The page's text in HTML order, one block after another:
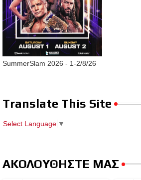
SummerSlam 2026 - 1-2/8/26
Translate This Site
Select Language ▼
ΑΚΟΛΟΥΘΗΣΤΕ ΜΑΣ